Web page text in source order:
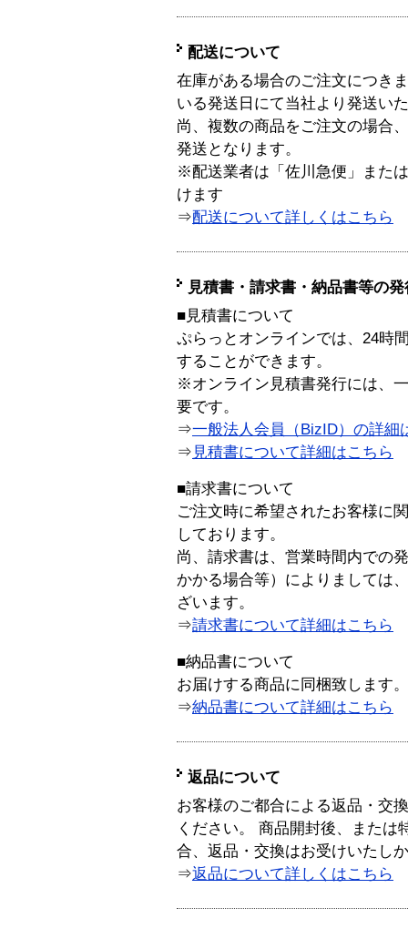
配送について
在庫がある場合のご注文につき
いる発送日にて当社より発送い
尚、複数の商品をご注文の場合
発送となります。
※配送業者は「佐川急便」また
けます
⇒配送について詳しくはこちら
見積書・請求書・納品書等の
■見積書について
ぷらっとオンラインでは、24時
することができます。
※オンライン見積書発行には、
要です。
⇒一般法人会員（BizID）の詳細
⇒ 見積書について詳細はこちら
■請求書について
ご注文時に希望されたお客様に
しております。
尚、請求書は、営業時間内での
かかる場合等）によりましては
ざいます。
⇒請求書について詳細はこちら
■納品書について
お届けする商品に同梱致します。
⇒納品書について詳細はこちら
返品について
お客様のご都合による返品・交
ください。 商品開封後、または
合、返品・交換はお受けいたし
⇒返品について詳しくはこちら